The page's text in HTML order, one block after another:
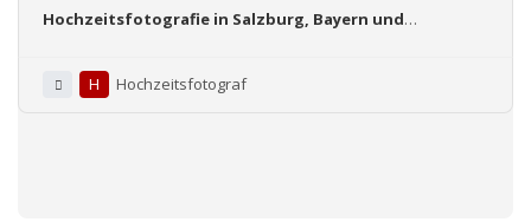
Hochzeitsfotografie in Salzburg, Bayern und
H
Hochzeitsfotograf